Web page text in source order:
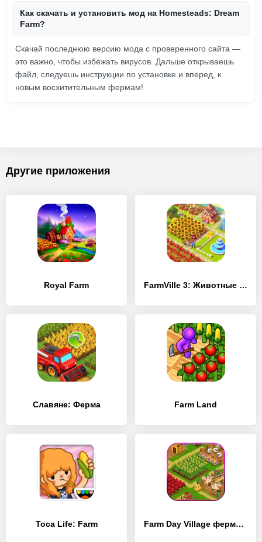
Как скачать и установить мод на Homesteads: Dream
Farm?
Скачай последнюю версию мода с проверенного сайта —
это важно, чтобы избежать вирусов. Дальше открываешь
файл, следуешь инструкции по установке и вперед, к
новым восхитительным фермам!
Другие приложения
Royal Farm FarmVille 3: Животные на ферме
Славяне: Ферма Farm Land
Toca Life: Farm Farm Day Village фермер: Offline игры